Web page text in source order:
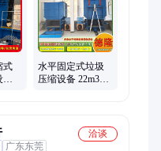
设备、垃圾压缩分类处理
备、市政环卫设备、乡镇
式
水平固定式垃圾
压缩设备 22m3垃
洽谈
广东东莞